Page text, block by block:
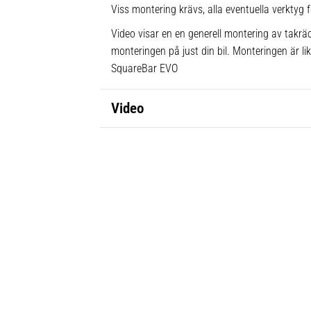
Viss montering krävs, alla eventuella verktyg
Video visar en en generell montering av
monteringen på just din bil. Monteringen är
SquareBar EVO
Video